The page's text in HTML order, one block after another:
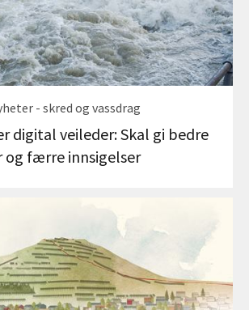
- skred og vassdrag
digital veileder: Skal gi bedre
og færre innsigelser